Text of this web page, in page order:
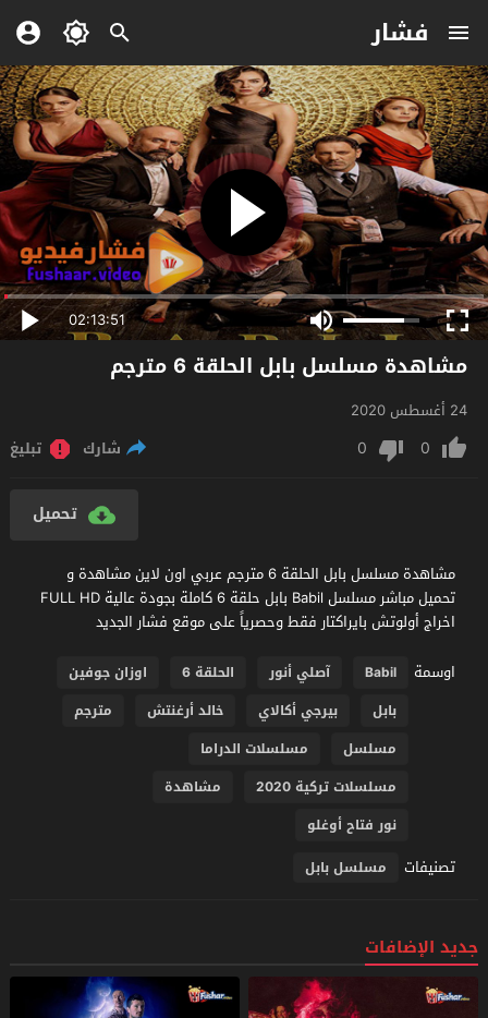
فشار
02:13:51
مشاهدة مسلسل بابل الحلقة 6 مترجم
24 أغسطس 2020
0
0 شارك تبليغ
تحميل
مشاهدة مسلسل بابل الحلقة 6 مترجم عربي اون لاين مشاهدة و
تحميل مباشر مسلسل Babil بابل حلقة 6 كاملة بجودة عالية FULL HD
اخراج أولوتش بايراكتار فقط وحصرياً على موقع فشار الجديد
اوسمة
Babil آصلي أنور الحلقة 6
اوزان جوفين
بابل
بيرجي أكالاي خالد أرغنتش
مترجم
مسلسل
مسلسلات الدراما
مسلسلات تركية 2020
مشاهدة
نور فتاح أوغلو
تصنيفات مسلسل بابل
جديد الإضافات